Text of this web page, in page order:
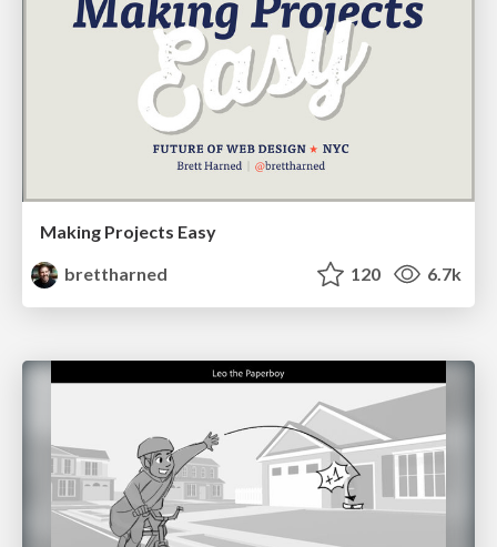
Making Projects Easy
brettharned
120 6.7k